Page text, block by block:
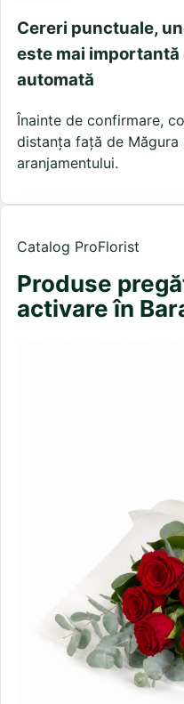
Cereri punctuale,
este mai
automată
Înainte de confirmare,
distanța față de
aranjamentului.
Catalog ProFlorist
Produse
activare în